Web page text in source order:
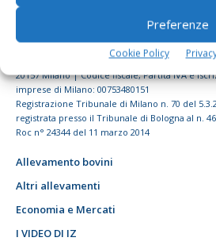
Preferenze
Cookie Policy
© Tecniche Nuove Spa. Tutti i diritti riservati.
20157 Milano | Codice fiscale, Partita IVA e
imprese di Milano: 00753480151
Registrazione Tribunale di Milano n. 70 del
registrata presso il Tribunale di Bologna al n.
Roc n° 24344 del 11 marzo 2014
Allevamento bovini
Altri allevamenti
Economia e Mercati
I VIDEO DI IZ